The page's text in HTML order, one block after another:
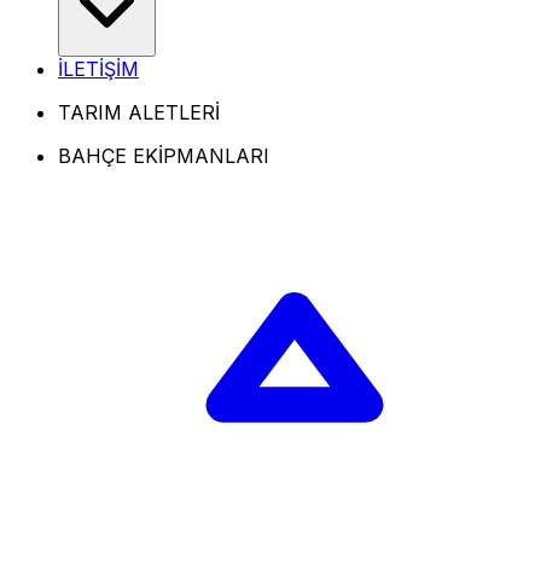
İLETİŞİM
TARIM ALETLERİ
BAHÇE EKİPMANLARI